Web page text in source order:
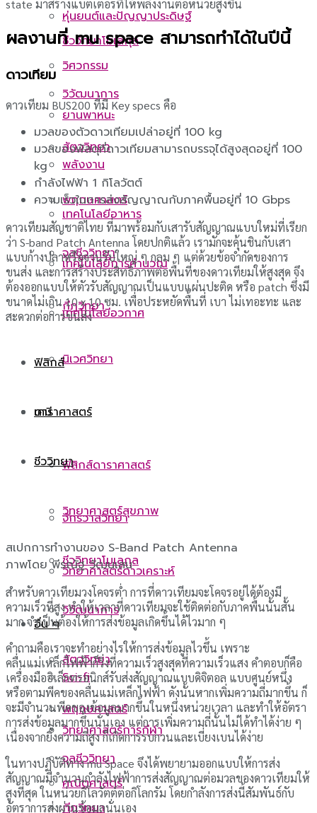
ชีววิทยาโมเลกุล
วิวัฒนาการ
สัตววิทยา
พฤกษศาสตร์
จุลชีววิทยา
กีฏวิทยา
นิเวศวิทยา
ดาราศาสตร์
ฟิสิกส์ดาราศาสตร์
จักรวาลวิทยา
วิทยาศาสตร์ดาวเคราะห์
อื่น ๆ
Sci-fi
วิทยาศาสตร์การกีฬา
คณิตศาสตร์
หุ่นยนต์และปัญญาประดิษฐ์
วิศวกรรม
ยานพาหนะ
พลังงาน
เทคโนโลยีอาหาร
เทคโนโลยีการคำนวณ
เทคโนโลยีอวกาศ
ฟิสิกส์
เคมี
ชีววิทยา
วิทยาศาสตร์สุขภาพ
ชีววิทยาโมเลกุล
วิวัฒนาการ
สัตววิทยา
พฤกษศาสตร์
จุลชีววิทยา
กีฏวิทยา
state มาสร้างแบตเตอรที่ให้พลังงานต่อหน่วยสูงขึ้น
ผลงานที่ mu space สามารถทำได้ในปีนี้
ดาวเทียม
ดาวเทียม BUS200 ที่มี Key specs คือ
มวลของตัวดาวเทียมเปล่าอยู่ที่ 100 kg
มวลของพัสดุที่ดาวเทียมสามารถบรรจุได้สูงสุดอยู่ที่ 100
kg
กำลังไฟฟ้า 1 กิโลวัตต์
ความเร็วในการส่งสัญญาณกับภาคพื้นอยู่ที่ 10 Gbps
ดาวเทียมสัญชาติไทย ที่มาพร้อมกับเสารับสัญญาณแบบใหม่ที่เรียก
ว่า S-band Patch Antenna โดยปกติแล้ว เรามักจะคุ้นชินกับเสา
แบบก้างปลาหรือจานรับใหญ่ ๆ กลม ๆ แต่ด้วยข้อจำกัดของการ
ขนส่ง และการสร้างประสิทธิภาพต่อพื้นที่ของดาวเทียมให้สูงสุด จึง
ต้องออกแบบให้ตัวรับสัญญาณเป็นแบบแผ่นปะติด หรือ patch ซึ่งมี
ขนาดไม่เกิน 10 x 10 ซม. เพื่อประหยัดพื้นที่ เบา ไม่เทอะทะ และ
สะดวกต่อการขนส่ง
สเปกการทำงานของ S-Band Patch Antenna
ภาพโดย พีรณัฐ วัฒนเสน
สำหรับดาวเทียมวงโคจรตํ่า การที่ดาวเทียมจะโคจรอยู่ได้ต้องมี
ความเร็วที่สูง ทำให้เวลาที่ดาวเทียมจะใช้ติดต่อกับภาคพื้นนั้นสั้น
มาก จำเป็นต้องให้การส่งข้อมูลเกิดขึ้นได้ไวมาก ๆ
คำถามคือเราจะทำอย่างไรให้การส่งข้อมูลไวขึ้น เพราะ
คลื่นแม่เหล็กไฟฟ้าก็วิ่งที่ความเร็วสูงสุดที่ความเร็วแสง คำตอบก็คือ
เครื่องมืออิเล็กทรอนิกส์รับส่งสัญญาณแบบดิจิตอล แบบศูนย์หนึ่ง
หรือตามพีคของคลื่นแม่เหล็กไฟฟ้า ดังนั้นหากเพิ่มความถี่มากขึ้น ก็
จะมีจำนวนพีคของข้อมูลมากขึ้นในหนึ่งหน่วยเวลา และทำให้อัตรา
การส่งข้อมูลมากขึ้นนั่นเอง แต่การเพิ่มความถี่นั้นไม่ได้ทำได้ง่าย ๆ
เนื่องจากยิ่งความถี่สูง ก็เกิดการรบกวนและเบี่ยงเบนได้ง่าย
ในทางปฏิบัติทาง mu Space จึงได้พยายามออกแบบให้การส่ง
สัญญาณมีจำนวนกำลังไฟฟ้าการส่งสัญญาณต่อมวลของดาวเทียมให้
สูงที่สุด ในหน่วยกิโลวัตต์ต่อกิโลกรัม โดยกำลังการส่งนี้สัมพันธ์กับ
อัตราการส่งผ่านข้อมูลนั่นเอง